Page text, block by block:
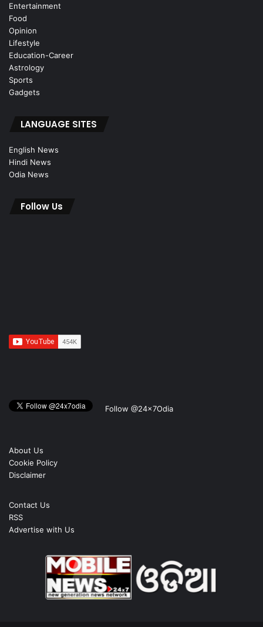
Entertainment
Food
Opinion
Lifestyle
Education-Career
Astrology
Sports
Gadgets
LANGUAGE SITES
English News
Hindi News
Odia News
Follow Us
Follow @24x7Odia
About Us
Cookie Policy
Disclaimer
Contact Us
RSS
Advertise with Us